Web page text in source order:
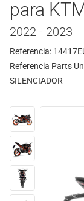
para
2022 - 2023
Referencia:
Referencia Parts
SILENCIADOR